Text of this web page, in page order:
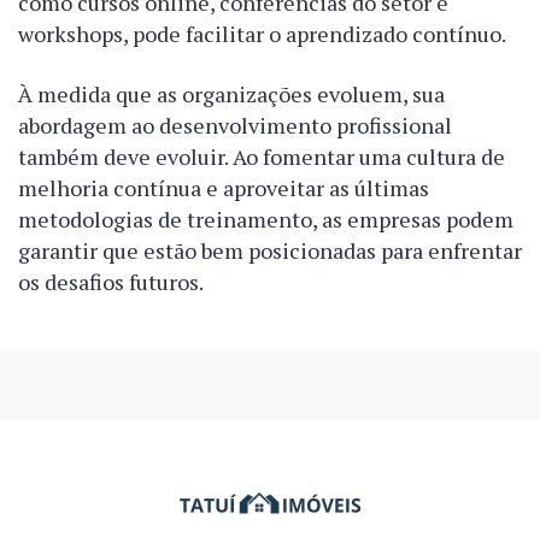
workshops, pode facilitar o aprendizado contínuo.
À medida que as organizações evoluem, sua
abordagem ao desenvolvimento profissional
também deve evoluir. Ao fomentar uma cultura de
melhoria contínua e aproveitar as últimas
metodologias de treinamento, as empresas podem
garantir que estão bem posicionadas para enfrentar
os desafios futuros.